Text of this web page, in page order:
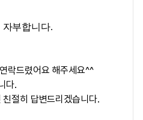
자부합니다.
락드렸어요 해주세요^^
다.
친절히 답변드리겠습니다.